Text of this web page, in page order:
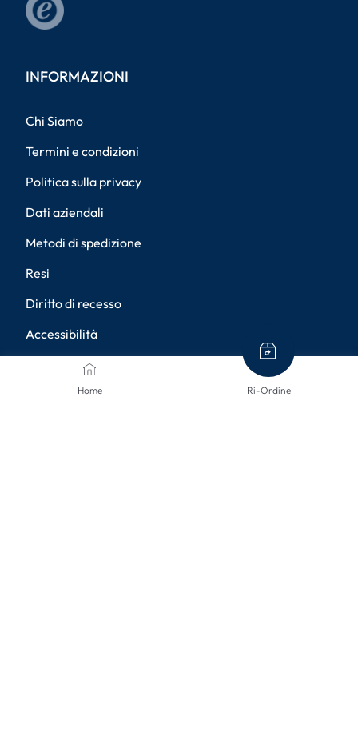
Home Ri-Ordine
INFORMAZIONI
Chi Siamo
Termini e condizioni
Politica sulla privacy
Dati aziendali
Metodi di spedizione
Resi
Diritto di recesso
Accessibilità
Impostazioni della privacy